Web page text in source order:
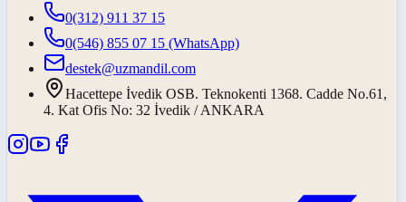
0(312) 911 37 15
0(546) 855 07 15 (WhatsApp)
destek@uzmandil.com
Hacettepe İvedik OSB. Teknokenti 1368. Cadde No.61,
4. Kat Ofis No: 32 İvedik / ANKARA